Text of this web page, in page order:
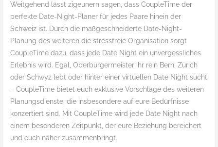
Weitgehend lässt zigeunern sagen, dass CoupleTime der
perfekte Date-Night-Planer für jedes Paare hinein der
Schweiz ist. Durch die maßgeschneiderte Date-Night-
Planung des weiteren die stressfreie Organisation sorgt
CoupleTime dazu, dass jede Date Night ein unvergessliches
Erlebnis wird. Egal, Oberbürgermeister ihr rein Bern, Zürich
oder Schwyz lebt oder hinter einer virtuellen Date Night sucht
– CoupleTime bietet euch exklusive Vorschläge des weiteren
Planungsdienste, die insbesondere auf eure Bedürfnisse
konzertiert sind. Mit CoupleTime wird jede Date Night nach
einem besonderen Zeitpunkt, der eure Beziehung bereichert
und euch näher zusammenbringt.